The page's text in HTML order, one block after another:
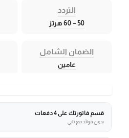
التردد
50 – 60 هرتز
الضمان الشامل
عامين
قسم فاتورتك على 4 دفعات
بدون فوائد مع تابي